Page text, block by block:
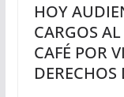
HOY
CARGOS
CAFÉ POR
DERECHOS